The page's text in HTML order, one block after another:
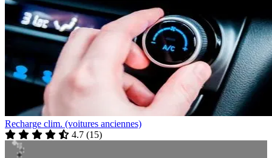
Recharge clim. (voitures anciennes)
4.7 (15)